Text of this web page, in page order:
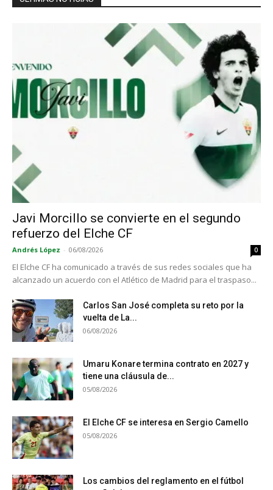
Javi Morcillo se convierte en el segundo
refuerzo del Elche CF
Andrés López - 06/08/2026 0
El Elche CF ha comunicado a través de sus redes sociales que ha
alcanzado un acuerdo con el Atlético de Madrid para el traspaso...
Carlos San José completa su reto por la
vuelta de La...
06/08/2026
Umaru Konare termina contrato en 2027 y
tiene una cláusula de...
05/08/2026
El Elche CF se interesa en Sergio Camello
05/08/2026
Los cambios del reglamento en el fútbol